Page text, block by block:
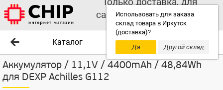
Использовать для заказа
склад товара в Иркутск
(доставка)?
Да
Другой склад
самовывоза выбирайте
другой склад!
Каталог
Аккумулятор / 11,1V / 4400mAh / 48,84Wh
для DEXP Achilles G112